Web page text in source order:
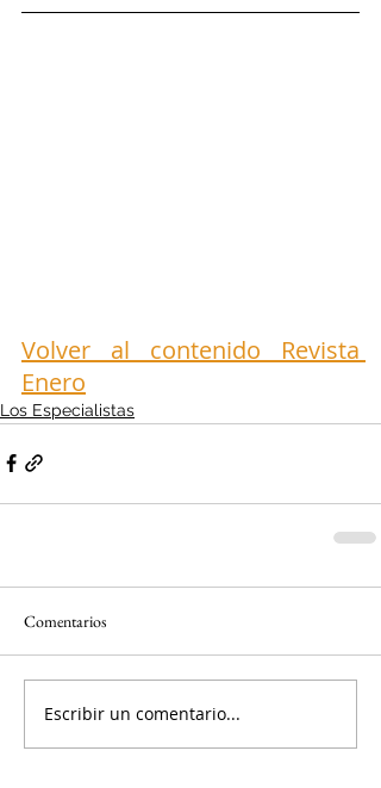
Volver al contenido Revista
Enero
Los Especialistas
Comentarios
Escribir un comentario...